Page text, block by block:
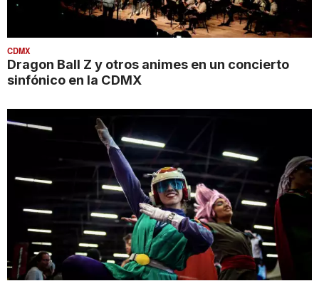
CDMX
Dragon Ball Z y otros animes en un concierto
sinfónico en la CDMX